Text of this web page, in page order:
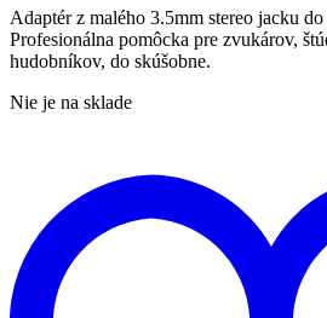
19,99 €.14,99 €.
Adaptér z malého 3.5mm stereo jacku
Profesionálna pomôcka pre zvukárov,
hudobníkov, do skúšobne.
Nie je na sklade